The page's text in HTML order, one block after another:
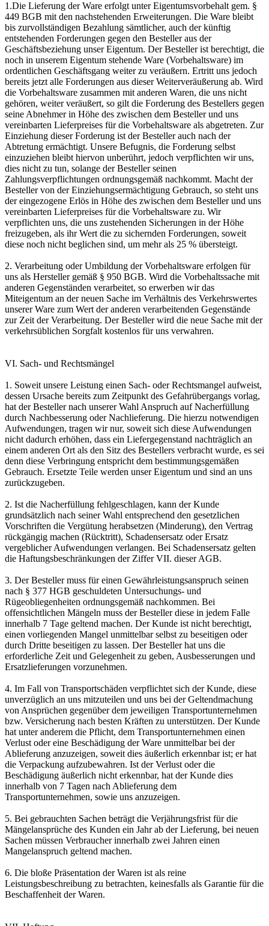
1.Die Lieferung der Ware erfolgt unter Eigentumsvorbehalt gem. §
449 BGB mit den nachstehenden Erweiterungen. Die Ware bleibt
bis zurvollständigen Bezahlung sämtlicher, auch der künftig
entstehenden Forderungen gegen den Besteller aus der
Geschäftsbeziehung unser Eigentum. Der Besteller ist berechtigt, die
noch in unserem Eigentum stehende Ware (Vorbehaltsware) im
ordentlichen Geschäftsgang weiter zu veräußern. Ertritt uns jedoch
bereits jetzt alle Forderungen aus dieser Weiterveräußerung ab. Wird
die Vorbehaltsware zusammen mit anderen Waren, die uns nicht
gehören, weiter veräußert, so gilt die Forderung des Bestellers gegen
seine Abnehmer in Höhe des zwischen dem Besteller und uns
vereinbarten Lieferpreises für die Vorbehaltsware als abgetreten. Zur
Einziehung dieser Forderung ist der Besteller auch nach der
Abtretung ermächtigt. Unsere Befugnis, die Forderung selbst
einzuziehen bleibt hiervon unberührt, jedoch verpflichten wir uns,
dies nicht zu tun, solange der Besteller seinen
Zahlungsverpflichtungen ordnungsgemäß nachkommt. Macht der
Besteller von der Einziehungsermächtigung Gebrauch, so steht uns
der eingezogene Erlös in Höhe des zwischen dem Besteller und uns
vereinbarten Lieferpreises für die Vorbehaltsware zu. Wir
verpflichten uns, die uns zustehenden Sicherungen in der Höhe
freizugeben, als ihr Wert die zu sichernden Forderungen, soweit
diese noch nicht beglichen sind, um mehr als 25 % übersteigt.
2. Verarbeitung oder Umbildung der Vorbehaltsware erfolgen für
uns als Hersteller gemäß § 950 BGB. Wird die Vorbehaltssache mit
anderen Gegenständen verarbeitet, so erwerben wir das
Miteigentum an der neuen Sache im Verhältnis des Verkehrswertes
unserer Ware zum Wert der anderen verarbeitenden Gegenstände
zur Zeit der Verarbeitung. Der Besteller wird die neue Sache mit der
verkehrsüblichen Sorgfalt kostenlos für uns verwahren.
VI. Sach- und Rechtsmängel
1. Soweit unsere Leistung einen Sach- oder Rechtsmangel aufweist,
dessen Ursache bereits zum Zeitpunkt des Gefahrübergangs vorlag,
hat der Besteller nach unserer Wahl Anspruch auf Nacherfüllung
durch Nachbesserung oder Nachlieferung. Die hierzu notwendigen
Aufwendungen, tragen wir nur, soweit sich diese Aufwendungen
nicht dadurch erhöhen, dass ein Liefergegenstand nachträglich an
einem anderen Ort als den Sitz des Bestellers verbracht wurde, es sei
denn diese Verbringung entspricht dem bestimmungsgemäßen
Gebrauch. Ersetzte Teile werden unser Eigentum und sind an uns
zurückzugeben.
2. Ist die Nacherfüllung fehlgeschlagen, kann der Kunde
grundsätzlich nach seiner Wahl entsprechend den gesetzlichen
Vorschriften die Vergütung herabsetzen (Minderung), den Vertrag
rückgängig machen (Rücktritt), Schadensersatz oder Ersatz
vergeblicher Aufwendungen verlangen. Bei Schadensersatz gelten
die Haftungsbeschränkungen der Ziffer VII. dieser AGB.
3. Der Besteller muss für einen Gewährleistungsanspruch seinen
nach § 377 HGB geschuldeten Untersuchungs- und
Rügeobliegenheiten ordnungsgemäß nachkommen. Bei
offensichtlichen Mängeln muss der Besteller diese in jedem Falle
innerhalb 7 Tage geltend machen. Der Kunde ist nicht berechtigt,
einen vorliegenden Mangel unmittelbar selbst zu beseitigen oder
durch Dritte beseitigen zu lassen. Der Besteller hat uns die
erforderliche Zeit und Gelegenheit zu geben, Ausbesserungen und
Ersatzlieferungen vorzunehmen.
4. Im Fall von Transportschäden verpflichtet sich der Kunde, diese
unverzüglich an uns mitzuteilen und uns bei der Geltendmachung
von Ansprüchen gegenüber dem jeweiligen Transportunternehmen
bzw. Versicherung nach besten Kräften zu unterstützen. Der Kunde
hat unter anderem die Pflicht, dem Transportunternehmen einen
Verlust oder eine Beschädigung der Ware unmittelbar bei der
Ablieferung anzuzeigen, soweit dies äußerlich erkennbar ist; er hat
die Verpackung aufzubewahren. Ist der Verlust oder die
Beschädigung äußerlich nicht erkennbar, hat der Kunde dies
innerhalb von 7 Tagen nach Ablieferung dem
Transportunternehmen, sowie uns anzuzeigen.
5. Bei gebrauchten Sachen beträgt die Verjährungsfrist für die
Mängelansprüche des Kunden ein Jahr ab der Lieferung, bei neuen
Sachen müssen Verbraucher innerhalb zwei Jahren einen
Mangelanspruch geltend machen.
6. Die bloße Präsentation der Waren ist als reine
Leistungsbeschreibung zu betrachten, keinesfalls als Garantie für die
Beschaffenheit der Waren.